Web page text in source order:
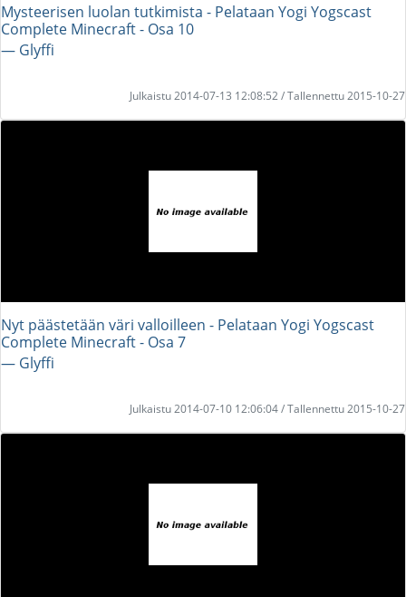
Mysteerisen luolan tutkimista - Pelataan Yogi Yogscast
Complete Minecraft - Osa 10
― Glyffi
Julkaistu 2014-07-13 12:08:52 / Tallennettu 2015-10-27
Nyt päästetään väri valloilleen - Pelataan Yogi Yogscast
Complete Minecraft - Osa 7
― Glyffi
Julkaistu 2014-07-10 12:06:04 / Tallennettu 2015-10-27